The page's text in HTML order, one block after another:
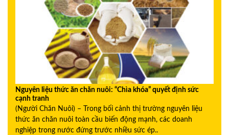
Nguyên liệu thức ăn chăn nuôi: “Chìa khóa” quyết định sức
cạnh tranh
(Người Chăn Nuôi) – Trong bối cảnh thị trường nguyên liệu
thức ăn chăn nuôi toàn cầu biến động mạnh, các doanh
nghiệp trong nước đứng trước nhiều sức ép..